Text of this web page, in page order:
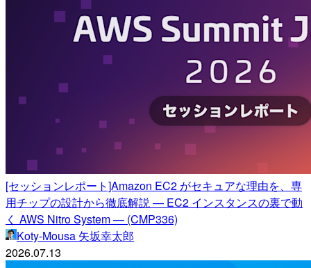
[セッションレポート]Amazon EC2 がセキュアな理由を、専
用チップの設計から徹底解説 — EC2 インスタンスの裏で動
く AWS Nitro System — (CMP336)
Koty-Mousa 矢坂幸太郎
2026.07.13